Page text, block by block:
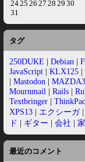
2425 26 27 28 29 30
31
タグ
250DUKE | Debian |
JavaScript | KLX125 |
| Mastodon | MAZDA3
Mournmail | Rails |
Textbringer | ThinkPad
XPS13 | エクシーガ|
ド | ギター | 会社 | 家
最近のコメント